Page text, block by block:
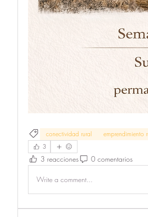
conectividad rural emprendimiento
3
3 reacciones 0 comentarios
Write a comment...